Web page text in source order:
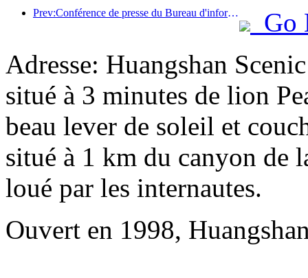
Prev:Conférence de presse du Bureau d'information du Conseil d'État : les recettes des voyages transfrontaliers de mon pays ont augmenté de 42 % au premier semestre de cette année
Go
Adresse: Huangshan
situé à 3 minutes de lion
beau lever de soleil et
situé à 1 km du canyon de
loué par les internautes.
Ouvert en 1998,